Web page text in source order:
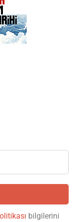
bilgilerini